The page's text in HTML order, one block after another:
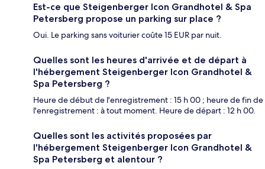
Est-ce que Steigenberger Icon Grandhotel & Spa
Petersberg propose un parking sur place ?
Oui. Le parking sans voiturier coûte 15 EUR par nuit.
Quelles sont les heures d'arrivée et de départ à
l'hébergement Steigenberger Icon Grandhotel &
Spa Petersberg ?
Heure de début de l'enregistrement : 15 h 00 ; heure de fin de
l'enregistrement : à tout moment. Heure de départ : 12 h 00.
Quelles sont les activités proposées par
l'hébergement Steigenberger Icon Grandhotel &
Spa Petersberg et alentour ?